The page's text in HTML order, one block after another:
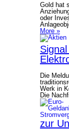
Gold hat
oder
More »
Die
Werk in
Die
zur